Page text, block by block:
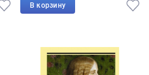
В корзину